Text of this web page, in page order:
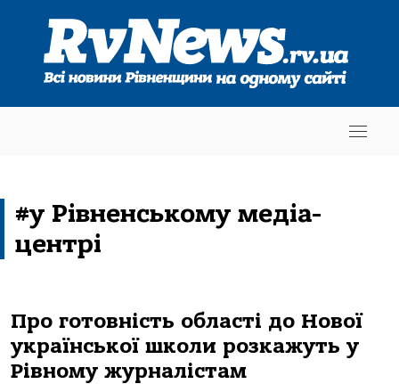
#у Рівненському медіа-
центрі
Про готовність області до Нової
української школи розкажуть у
Рівному журналістам